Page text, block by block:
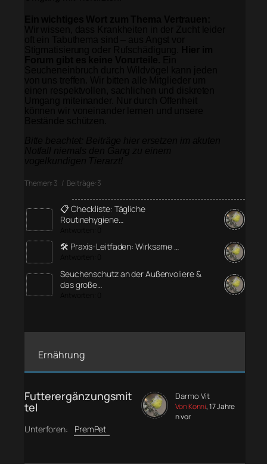
Themen: 3 / Beiträge: 3
📋 Checkliste: Tägliche
Routinehygiene…
🛠️ Praxis-Leitfaden: Wirksame …
Seuchenschutz an der Außenvoliere &
das große…
Ernährung
Futterergänzungsmit
tel
Unterforen: PremPet
Darmo Vit
Von Konni, 17 Jahre
n vor